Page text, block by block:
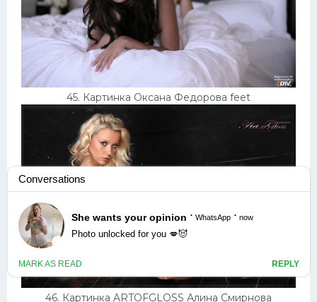
45. Картинка Оксана Федорова feet
46. Картинка ARTOFGLOSS Алина Смирнова